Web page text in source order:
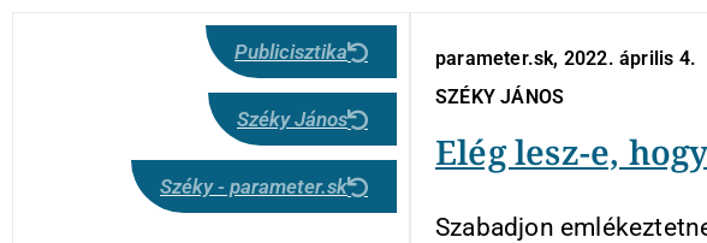
Publicisztika
Széky János
Széky - parameter.sk
parameter.sk, 2022. április 4.
SZÉKY JÁNOS
Elég lesz-e,
Szabadjon